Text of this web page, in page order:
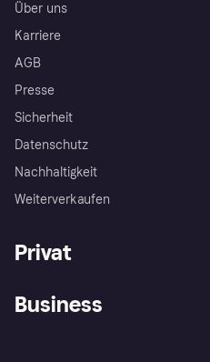
Über uns
Karriere
AGB
Presse
Sicherheit
Datenschutz
Nachhaltigkeit
Weiterverkaufen
Privat
Business